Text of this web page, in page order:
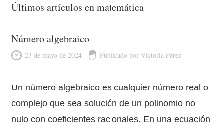
Últimos artículos en matemática
Número algebraico
23 de mayo de 2024 Publicado por Victoria Pérez
Un número algebraico es cualquier número real o
complejo que sea solución de un polinomio no
nulo con coeficientes racionales. En una ecuación